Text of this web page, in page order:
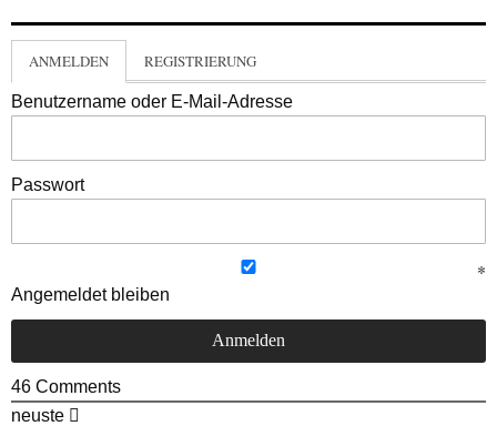
ANMELDEN REGISTRIERUNG
Benutzername oder E-Mail-Adresse
Passwort
Angemeldet bleiben
46 Comments
neuste